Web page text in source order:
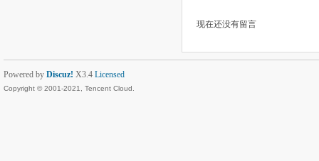
现在还没有留言
Powered by Discuz! X3.4 Licensed
Copyright © 2001-2021, Tencent Cloud.